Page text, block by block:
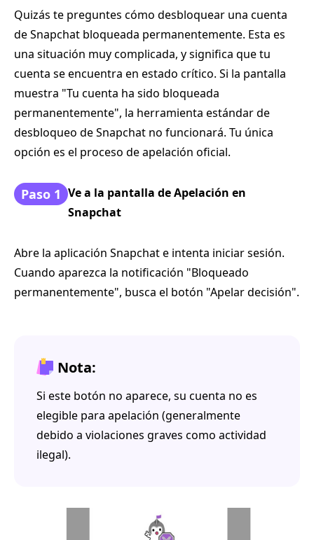
Quizás te preguntes cómo desbloquear una cuenta
de Snapchat bloqueada permanentemente. Esta es
una situación muy complicada, y significa que tu
cuenta se encuentra en estado crítico. Si la pantalla
muestra "Tu cuenta ha sido bloqueada
permanentemente", la herramienta estándar de
desbloqueo de Snapchat no funcionará. Tu única
opción es el proceso de apelación oficial.
Paso 1 Ve a la pantalla de Apelación en
Snapchat
Abre la aplicación Snapchat e intenta iniciar sesión.
Cuando aparezca la notificación "Bloqueado
permanentemente", busca el botón "Apelar decisión".
Nota:
Si este botón no aparece, su cuenta no es
elegible para apelación (generalmente
debido a violaciones graves como actividad
ilegal).